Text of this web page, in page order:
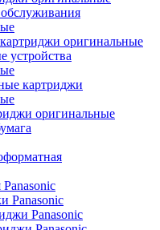
оригинальные
устройства
картриджи
оригинальные
Panasonic
Panasonic